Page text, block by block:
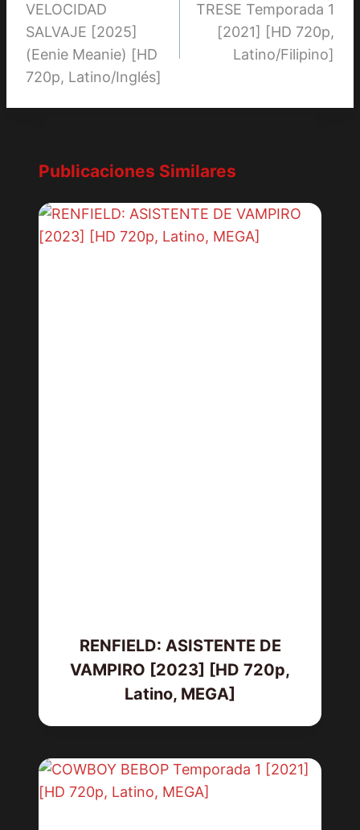
de
entradas
VELOCIDAD
SALVAJE [2025]
(Eenie Meanie) [HD
720p, Latino/Inglés]
TRESE Temporada 1
[2021] [HD 720p,
Latino/Filipino]
Publicaciones Similares
RENFIELD: ASISTENTE DE
VAMPIRO [2023] [HD 720p,
Latino, MEGA]